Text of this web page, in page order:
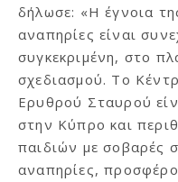
δήλωσε: «Η έγνοια
αναπηρίες είναι
συγκεκριμένη, στο
σχεδιασμού. Το
Ερυθρού Σταυρού
στην Κύπρο και
παιδιών με σοβαρές
αναπηρίες,